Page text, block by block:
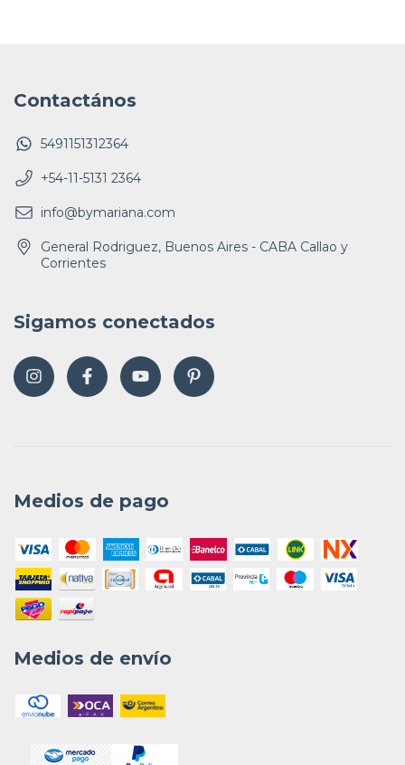
Contactános
5491151312364
+54-11-5131 2364
info@bymariana.com
General Rodriguez, Buenos Aires - CABA Callao y
Corrientes
Sigamos conectados
Medios de pago
Medios de envío